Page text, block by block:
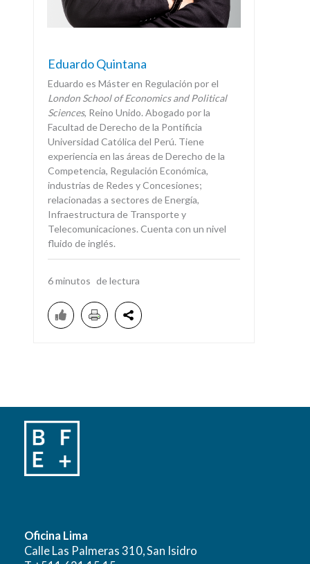
Eduardo Quintana
Eduardo es Máster en Regulación por el
London School of Economics and Political
Sciences, Reino Unido. Abogado por la
Facultad de Derecho de la Pontificia
Universidad Católica del Perú. Tiene
experiencia en las áreas de Derecho de la
Competencia, Regulación Económica,
industrias de Redes y Concesiones;
relacionadas a sectores de Energía,
Infraestructura de Transporte y
Telecomunicaciones. Cuenta con un nivel
fluido de inglés.
6 minutos
Oficina Lima
Calle Las Palmeras 310, San Isidro